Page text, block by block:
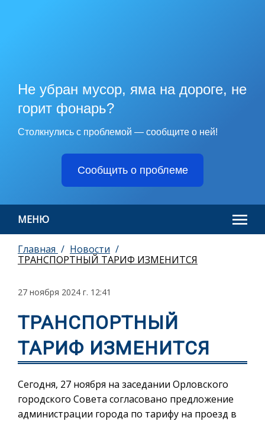
Не убран мусор, яма на дороге, не
горит фонарь?
Столкнулись с проблемой — сообщите о ней!
Сообщить о проблеме
МЕНЮ
Главная
Новости
ТРАНСПОРТНЫЙ ТАРИФ ИЗМЕНИТСЯ
27 ноября 2024 г. 12:41
ТРАНСПОРТНЫЙ
ТАРИФ ИЗМЕНИТСЯ
Сегодня, 27 ноября на заседании Орловского
городского Совета согласовано предложение
администрации города по тарифу на проезд в